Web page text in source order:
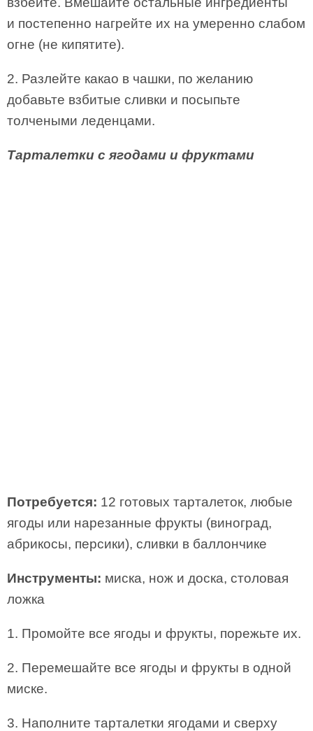
и постепенно нагрейте их на умеренно слабом
огне (не кипятите).
2. Разлейте какао в чашки, по желанию
добавьте взбитые сливки и посыпьте
толчеными леденцами.
Тарталетки с ягодами и фруктами
Потребуется: 12 готовых тарталеток, любые
ягоды или нарезанные фрукты (виноград,
абрикосы, персики), сливки в баллончике
Инструменты: миска, нож и доска, столовая
ложка
1. Промойте все ягоды и фрукты, порежьте их.
2. Перемешайте все ягоды и фрукты в одной
миске.
3. Наполните тарталетки ягодами и сверху